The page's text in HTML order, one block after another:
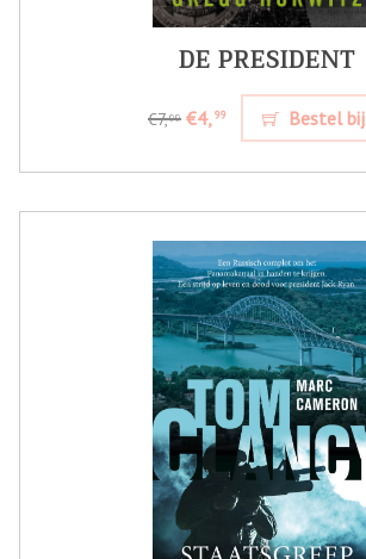
DE PRESIDENT
€7,99 €4,99 Bestel bij